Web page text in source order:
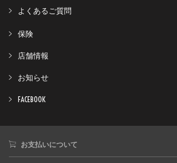
よくあるご質問
保険
店舗情報
お知らせ
FACEBOOK
お支払いについて